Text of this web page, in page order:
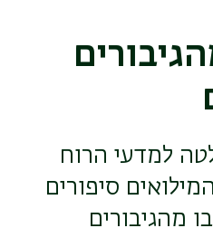
למדעי הרוח
סיפורים
מהגיבורים